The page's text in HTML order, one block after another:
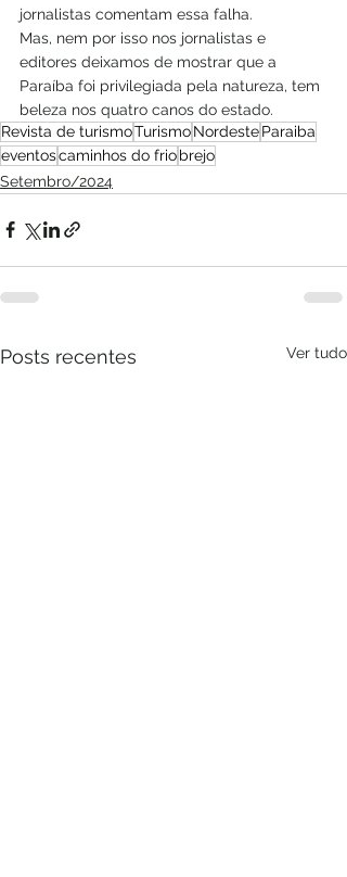
jornalistas comentam essa falha.
Mas, nem por isso nos jornalistas e
editores deixamos de mostrar que a
Paraíba foi privilegiada pela natureza, tem
beleza nos quatro canos do estado.
Revista de turismoTurismoNordesteParaiba
eventoscaminhos do friobrejo
Setembro/2024
Posts recentes Ver tudo